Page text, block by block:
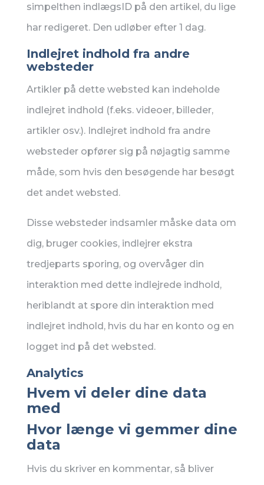
simpelthen indlægsID på den artikel, du lige
har redigeret. Den udløber efter 1 dag.
Indlejret indhold fra andre
websteder
Artikler på dette websted kan indeholde
indlejret indhold (f.eks. videoer, billeder,
artikler osv.). Indlejret indhold fra andre
websteder opfører sig på nøjagtig samme
måde, som hvis den besøgende har besøgt
det andet websted.
Disse websteder indsamler måske data om
dig, bruger cookies, indlejrer ekstra
tredjeparts sporing, og overvåger din
interaktion med dette indlejrede indhold,
heriblandt at spore din interaktion med
indlejret indhold, hvis du har en konto og en
logget ind på det websted.
Analytics
Hvem vi deler dine data
med
Hvor længe vi gemmer dine
data
Hvis du skriver en kommentar, så bliver